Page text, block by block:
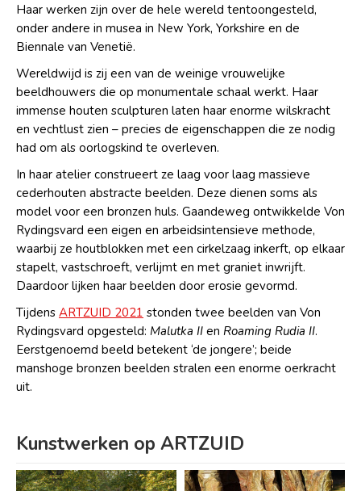
Haar werken zijn over de hele wereld tentoongesteld,
onder andere in musea in New York, Yorkshire en de
Biennale van Venetië.
Wereldwijd is zij een van de weinige vrouwelijke
beeldhouwers die op monumentale schaal werkt. Haar
immense houten sculpturen laten haar enorme wilskracht
en vechtlust zien – precies de eigenschappen die ze nodig
had om als oorlogskind te overleven.
In haar atelier construeert ze laag voor laag massieve
cederhouten abstracte beelden. Deze dienen soms als
model voor een bronzen huls. Gaandeweg ontwikkelde Von
Rydingsvard een eigen en arbeidsintensieve methode,
waarbij ze houtblokken met een cirkelzaag inkerft, op elkaar
stapelt, vastschroeft, verlijmt en met graniet inwrijft.
Daardoor lijken haar beelden door erosie gevormd.
Tijdens ARTZUID 2021 stonden twee beelden van Von
Rydingsvard opgesteld: Malutka II en Roaming Rudia II.
Eerstgenoemd beeld betekent ‘de jongere’; beide
manshoge bronzen beelden stralen een enorme oerkracht
uit.
Kunstwerken op ARTZUID